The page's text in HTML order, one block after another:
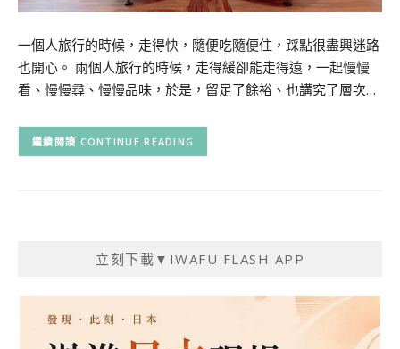
一個人旅行的時候，走得快，隨便吃隨便住，踩點很盡興迷路
也開心。 兩個人旅行的時候，走得緩卻能走得遠，一起慢慢
看、慢慢尋、慢慢品味，於是，留足了餘裕、也講究了層次…
CONTINUE READING
立刻下載▼IWAFU FLASH APP